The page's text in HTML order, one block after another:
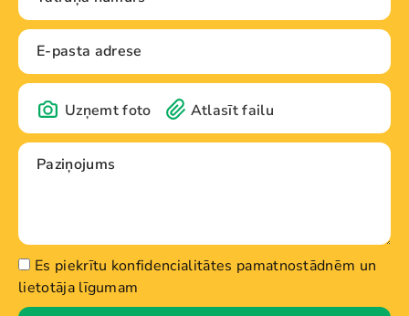
Uzņemt foto Atlasīt failu
Es piekrītu konfidencialitātes pamatnostādnēm un
lietotāja līgumam